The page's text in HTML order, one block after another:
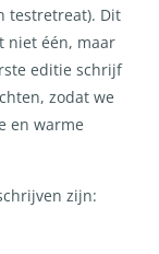
testretreat). Dit
niet één, maar
editie schrijf
zodat we
en warme
zijn: